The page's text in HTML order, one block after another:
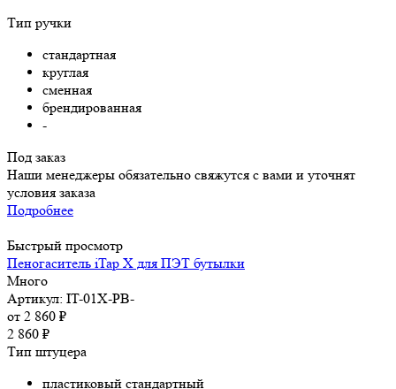
Тип ручки
стандартная
круглая
сменная
брендированная
-
Под заказ
Наши менеджеры обязательно свяжутся с вами и уточнят
условия заказа
Подробнее
Быстрый просмотр
Пеногаситель iTap X для ПЭТ бутылки
Много
Артикул: IT-01X-PB-
от 2 860 ₽
2 860 ₽
Тип штуцера
пластиковый стандартный